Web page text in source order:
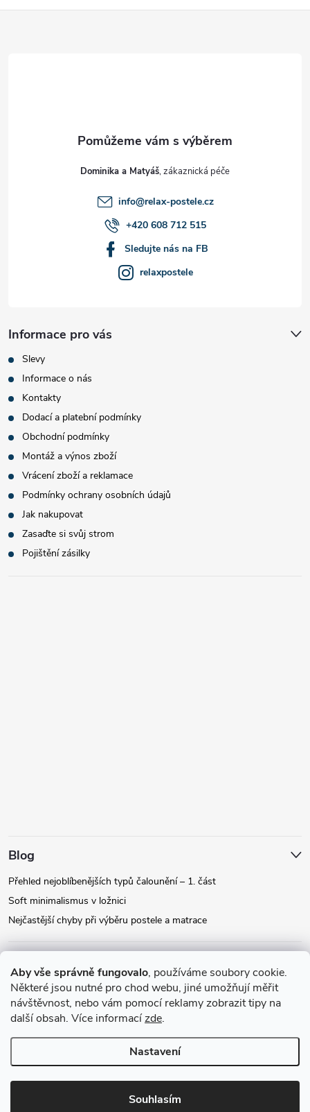
Aby vše správně fungovalo, používáme soubory cookie.
Některé jsou nutné pro chod webu, jiné umožňují měřit
návštěvnost, nebo vám pomocí reklamy zobrazit tipy na
další obsah. Více informacízde.
Nastavení
Souhlasím
Dominika a Matyáš
info@relax-postele.cz
+420 608 712 515
Sledujte nás na FB
relaxpostele
Informace pro vás
Slevy
Informace o nás
Kontakty
Dodací a platební podmínky
Obchodní podmínky
Montáž a výnos zboží
Vrácení zboží a reklamace
Podmínky ochrany osobních údajů
Jak nakupovat
Zasaďte si svůj strom
Pojištění zásilky
Blog
Přehled nejoblíbenějších typů čalounění – 1. část
Soft minimalismus v ložnici
Nejčastější chyby při výběru postele a matrace
Instagram
Copyright 2026Relax-postele.cz. Všechna práva vyhrazena.Upravit
nastavení cookies